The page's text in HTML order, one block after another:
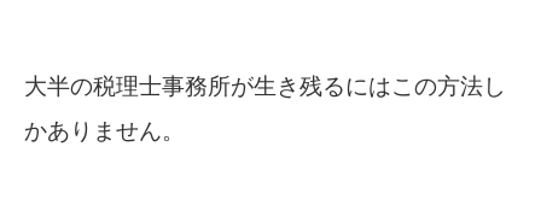
大半の税理士事務所が生き残るにはこの方法し
かありません。